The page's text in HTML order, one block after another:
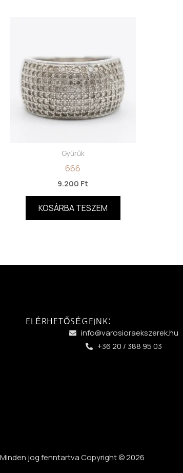
Gyűrűk
666
9.200 Ft
KOSÁRBA TESZEM
ELÉRHETŐSÉGEINK:
info@varosioraekszerek.hu
+36 20 / 388 95 03
Minden jog fenntartva Copyright © 2026